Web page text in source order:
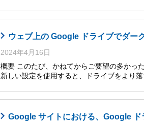
ウェブ上の Google ドライブでダー
2024年4月16日
概要 このたび、かねてからご要望の多かっ
新しい設定を使用すると、ドライブをより
Google サイトにおける、Google